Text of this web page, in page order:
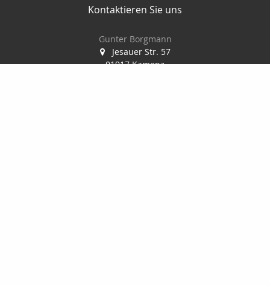
Kontaktieren Sie uns
Gunter Borgmann
Jesauer Str. 57
01917 Kamenz